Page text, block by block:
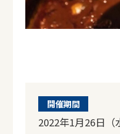
開催期間
2022年1月26日（